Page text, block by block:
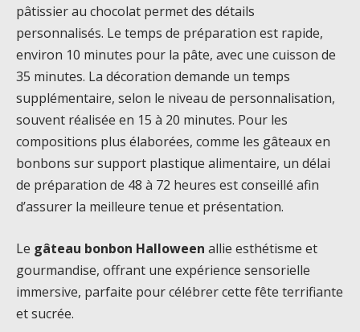
pâtissier au chocolat permet des détails
personnalisés. Le temps de préparation est rapide,
environ 10 minutes pour la pâte, avec une cuisson de
35 minutes. La décoration demande un temps
supplémentaire, selon le niveau de personnalisation,
souvent réalisée en 15 à 20 minutes. Pour les
compositions plus élaborées, comme les gâteaux en
bonbons sur support plastique alimentaire, un délai
de préparation de 48 à 72 heures est conseillé afin
d’assurer la meilleure tenue et présentation.
Le gâteau bonbon Halloween allie esthétisme et
gourmandise, offrant une expérience sensorielle
immersive, parfaite pour célébrer cette fête terrifiante
et sucrée.